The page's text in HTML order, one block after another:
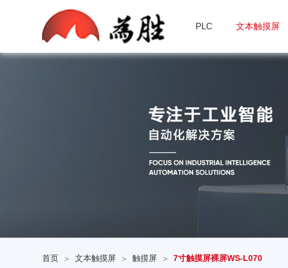
PLC 文本触摸屏
首页 > 文本触摸屏 > 触摸屏 > 7寸触摸屏裸屏WS-L070